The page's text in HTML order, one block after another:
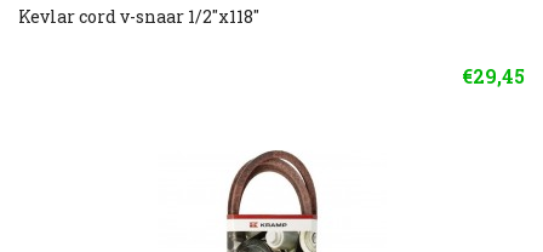
Kevlar cord v-snaar 1/2"x118"
€29,45